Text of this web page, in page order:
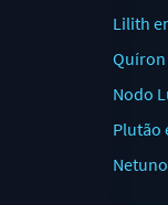
Lilith
Quíron
Nodo
Plutão